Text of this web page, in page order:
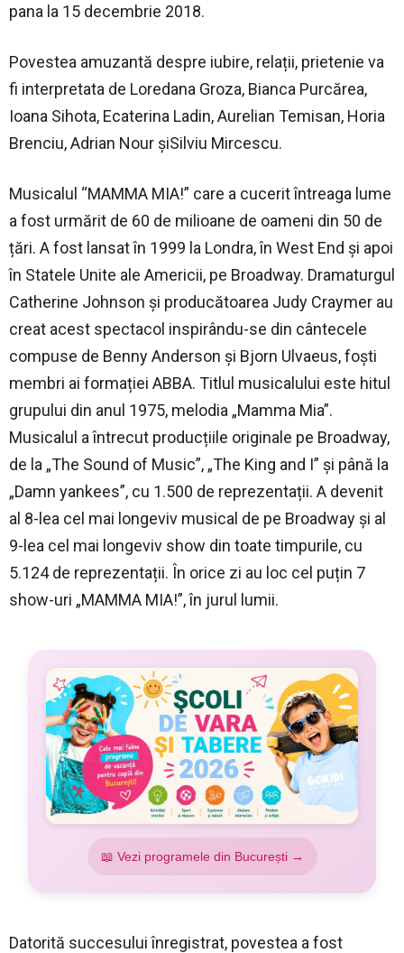
pana la 15 decembrie 2018.
Povestea amuzantă despre iubire, relații, prietenie va
fi interpretata de Loredana Groza, Bianca Purcărea,
Ioana Sihota, Ecaterina Ladin, Aurelian Temisan, Horia
Brenciu, Adrian Nour şiSilviu Mircescu.
Musicalul “MAMMA MIA!” care a cucerit întreaga lume
a fost urmărit de 60 de milioane de oameni din 50 de
țări. A fost lansat în 1999 la Londra, în West End și apoi
în Statele Unite ale Americii, pe Broadway. Dramaturgul
Catherine Johnson și producătoarea Judy Craymer au
creat acest spectacol inspirându-se din cântecele
compuse de Benny Anderson și Bjorn Ulvaeus, foști
membri ai formației ABBA. Titlul musicalului este hitul
grupului din anul 1975, melodia „Mamma Mia”.
Musicalul a întrecut producțiile originale pe Broadway,
de la „The Sound of Music”, „The King and I” și până la
„Damn yankees”, cu 1.500 de reprezentații. A devenit
al 8-lea cel mai longeviv musical de pe Broadway și al
9-lea cel mai longeviv show din toate timpurile, cu
5.124 de reprezentații. În orice zi au loc cel puțin 7
show-uri „MAMMA MIA!”, în jurul lumii.
📖 Vezi programele din București →
Datorită succesului înregistrat, povestea a fost